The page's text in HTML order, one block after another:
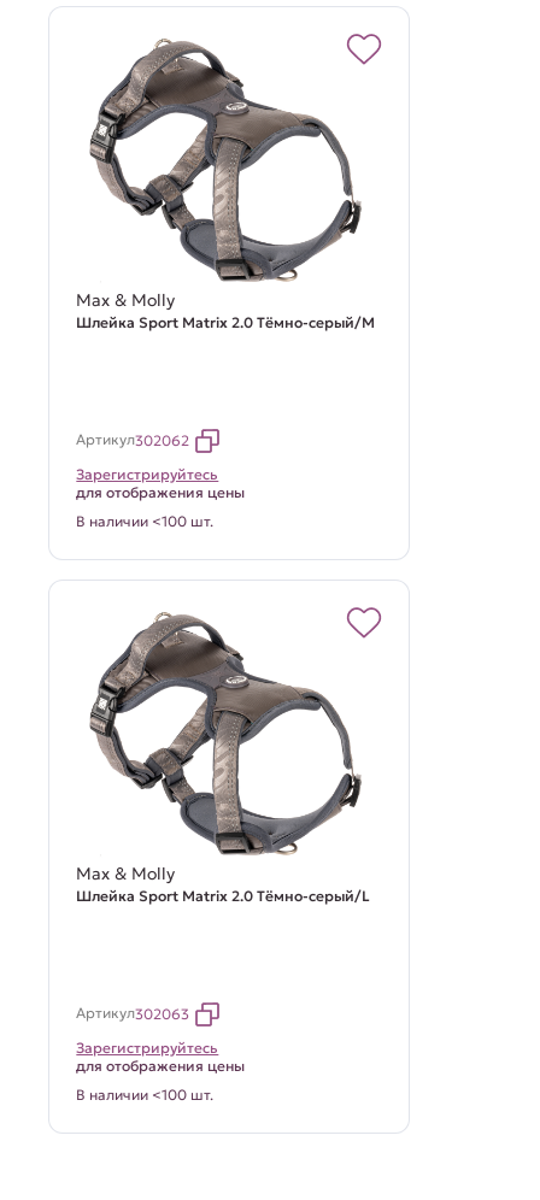
Max & Molly
Шлейка Sport Matrix 2.0 Тёмно-серый/M
Артикул302062
Зарегистрируйтесь
для отображения цены
В наличии <100 шт.
Max & Molly
Шлейка Sport Matrix 2.0 Тёмно-серый/L
Артикул302063
Зарегистрируйтесь
для отображения цены
В наличии <100 шт.